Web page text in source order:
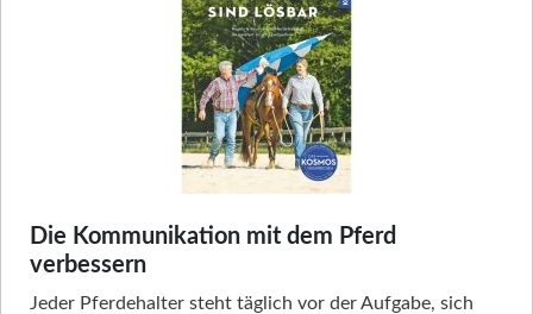
Die Kommunikation mit dem Pferd
verbessern
Jeder Pferdehalter steht täglich vor der Aufgabe, sich